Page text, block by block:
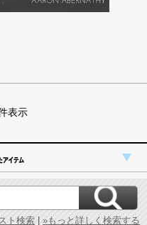
表示
ト検索 | »もっと詳しく検索する